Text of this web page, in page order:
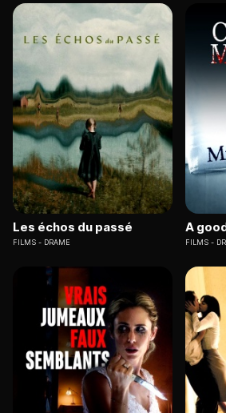
Les échos du passé
FILMS DRAME
A
FILMS